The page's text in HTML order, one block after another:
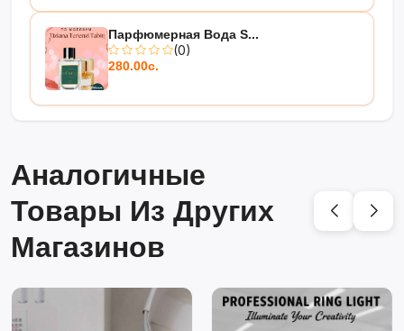
Парфюмерная Вода S...
(0)
280.00с.
Аналогичные
Товары Из Других
Магазинов